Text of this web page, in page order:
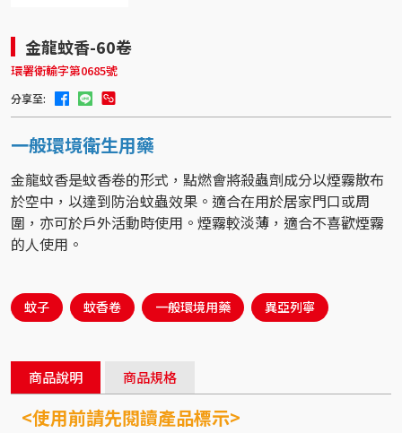
金龍蚊香-60卷
環署衛輸字第0685號
分享至:
一般環境衛生用藥
金龍蚊香是蚊香卷的形式，點燃會將殺蟲劑成分以煙霧散布
於空中，以達到防治蚊蟲效果。適合在用於居家門口或周
圍，亦可於戶外活動時使用。煙霧較淡薄，適合不喜歡煙霧
的人使用。
蚊子 蚊香卷 一般環境用藥 異亞列寧
商品說明 商品規格
<使用前請先閱讀產品標示>